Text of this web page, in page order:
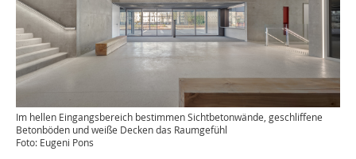
Im hellen Eingangsbereich bestimmen Sichtbetonwände, geschliffene
Betonböden und weiße Decken das Raumgefühl
Foto: Eugeni Pons